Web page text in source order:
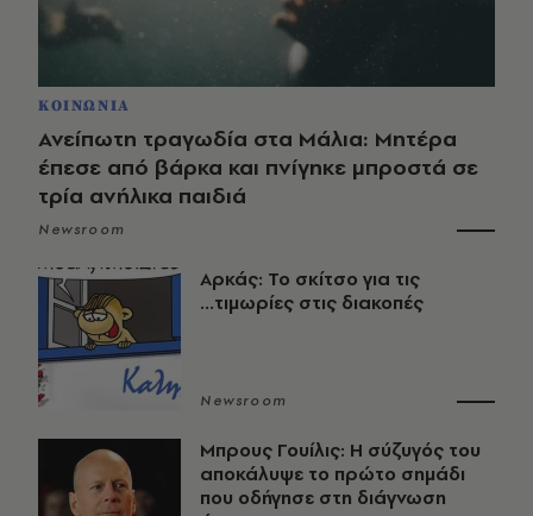
ΚΟΙΝΩΝΙΑ
Ανείπωτη τραγωδία στα Μάλια: Μητέρα
έπεσε από βάρκα και πνίγηκε μπροστά σε
τρία ανήλικα παιδιά
Newsroom
Αρκάς: Το σκίτσο για τις
...τιμωρίες στις διακοπές
Newsroom
Μπρους Γουίλις: Η σύζυγός του
αποκάλυψε το πρώτο σημάδι
που οδήγησε στη διάγνωση